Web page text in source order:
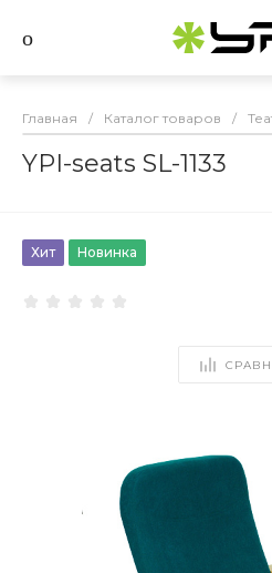
Главная / Каталог товаров /
YPI-seats SL-1133
Хит Новинка